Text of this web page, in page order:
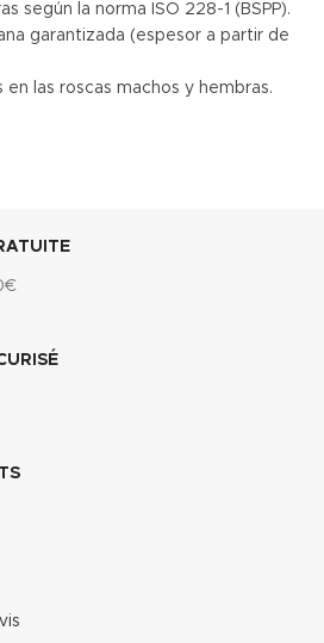
según la norma ISO 228-1 (BSPP).
garantizada (espesor a partir de
las roscas machos y hembras.